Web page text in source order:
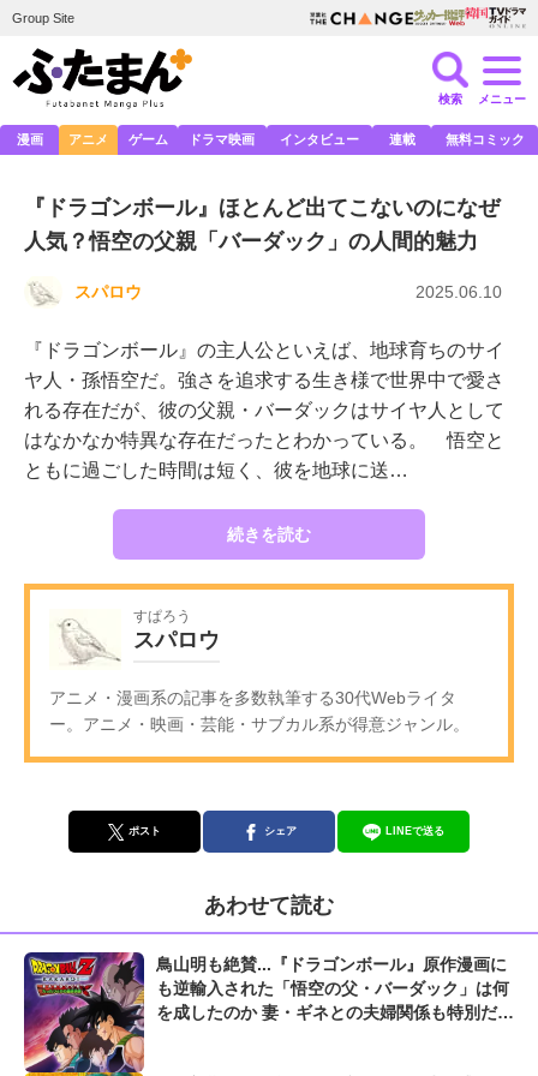
Group Site
検索 メニュー
漫画 アニメ ゲーム ドラマ映画 インタビュー 連載 無料コミック
『ドラゴンボール』ほとんど出てこないのになぜ
人気？悟空の父親「バーダック」の人間的魅力
スパロウ 2025.06.10
『ドラゴンボール』の主人公といえば、地球育ちのサイ
ヤ人・孫悟空だ。強さを追求する生き様で世界中で愛さ
れる存在だが、彼の父親・バーダックはサイヤ人として
はなかなか特異な存在だったとわかっている。 悟空と
ともに過ごした時間は短く、彼を地球に送…
続きを読む
すぱろう
スパロウ
アニメ・漫画系の記事を多数執筆する30代Webライタ
ー。アニメ・映画・芸能・サブカル系が得意ジャンル。
ポスト シェア LINEで送る
あわせて読む
鳥山明も絶賛...『ドラゴンボール』原作漫画に
も逆輸入された「悟空の父・バーダック」は何
を成したのか 妻・ギネとの夫婦関係も特別だっ